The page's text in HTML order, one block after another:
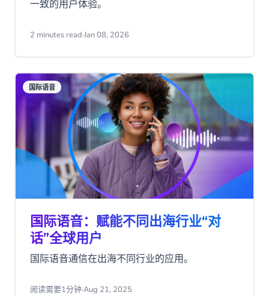
一致的用户体验。
2 minutes read·Jan 08, 2026
国际语音
国际语音：赋能不同出海行业“对
话”全球用户
国际语音通信在出海不同行业的应用。
阅读需要1分钟·Aug 21, 2025